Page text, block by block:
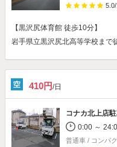
5.0/
【黒沢尻体育館 徒歩10分】
岩手県立黒沢尻北高等学校まで
410円/日
コナカ北上店
0:00 ～
普通車 / コンパ